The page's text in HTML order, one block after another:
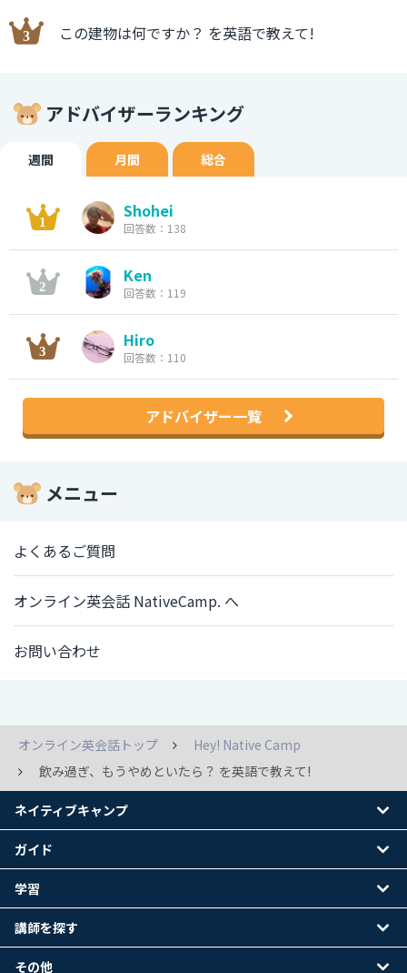
この建物は何ですか？ を英語で教えて!
アドバイザーランキング
週間 月間 総合
Shohei
回答数：138
Ken
回答数：119
Hiro
回答数：110
アドバイザー一覧
メニュー
よくあるご質問
オンライン英会話 NativeCamp. へ
お問い合わせ
オンライン英会話トップ
Hey! Native Camp
飲み過ぎ、もうやめといたら？ を英語で教えて!
ネイティブキャンプ
ガイド
学習
講師を探す
その他